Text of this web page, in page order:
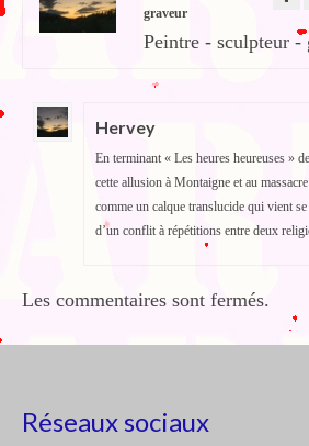
graveur
Peintre - sculpteur -
Hervey
En terminant « Les heures heureuses »
cette allusion à Montaigne et au
comme un calque translucide qui vient
d’un conflit à répétitions entre deux
Les commentaires sont fermés.
Réseaux sociaux